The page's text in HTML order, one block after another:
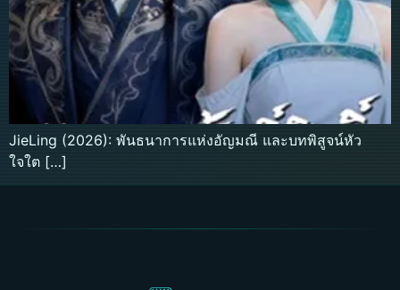
JieLing (2026): พันธนาการแห่งอัญมณี และบทพิสูจน์หัว
ใจใต […]